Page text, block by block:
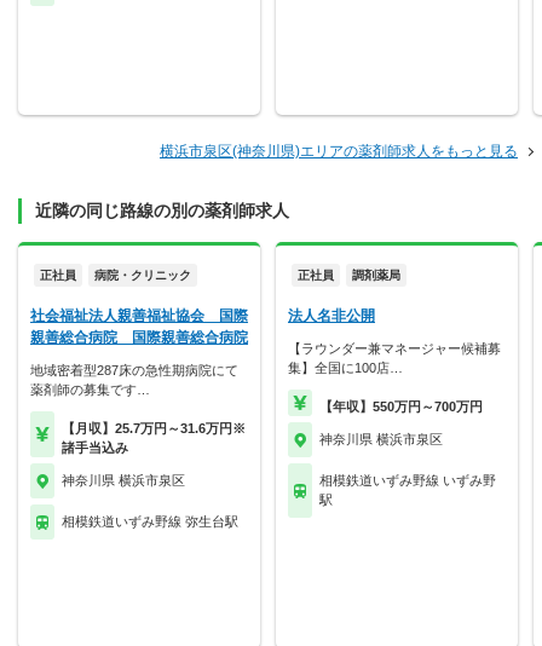
横浜市泉区(神奈川県)エリアの薬剤師求人をもっと見る
近隣の同じ路線の別の薬剤師求人
正社員 病院・クリニック
社会福祉法人親善福祉協会 国際
親善総合病院 国際親善総合病院
地域密着型287床の急性期病院にて
薬剤師の募集です…
【月収】25.7万円～31.6万円※
諸手当込み
神奈川県 横浜市泉区
相模鉄道いずみ野線 弥生台駅
正社員 調剤薬局
法人名非公開
【ラウンダー兼マネージャー候補募
集】全国に100店…
【年収】550万円～700万円
神奈川県 横浜市泉区
相模鉄道いずみ野線 いずみ野
駅